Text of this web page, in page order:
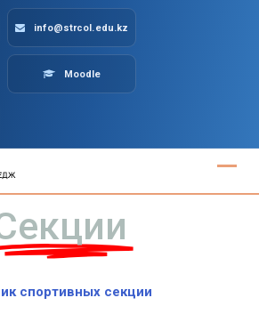
info@strcol.edu.kz
Moodle
спортивных секции